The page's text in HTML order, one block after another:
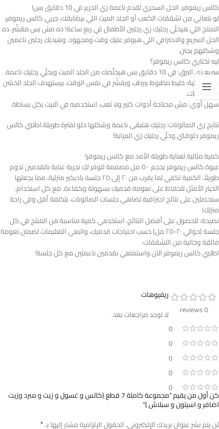
كالس ريموفر: الحل السحري لقدم ناعمة زي الحرير في 10 دقايق بس!
لو بتعاني من تشققات الكعب أو الجلد الميت اللي بيضايقك، جربي كالس ريموفر،
المنتج اللي هيخلّي رجليكِ زي رجلين الأطفال في ربع ساعة! ده مش بس مقشّر، ده
الحل السريع والاحترافي اللي هيوفر عليكِ وقت ومجهود، وهيديكِ رجلين ناعمين
وشكلهم يجنن.
ليه تختاري كالس ريموفر؟
سريع زي البرق: في 10 دقايق بس هيخلّصك من الجلد الميت ويخلّي رجليكِ ناعمة.
تركيبة ذكية: خليط مظبوط بيرطب ويقشّر في نفس الوقت، بيستهدف الجلد الخشن
والتشققات.
سهل أوي: مش محتاجة أدوات كتير ولا تعب، استخدميه في البيت بكل بساطة.
نتايج زي الصالونات: رجليكِ هتبقى ناعمة وشكلها حلو لفترة طويلة.اطلبي كالس
ريموفر دلوقتي وخلّي رجليكِ زي المراية!
كمية مثالية لعناية طويلة الأمد مع كالس ريموفر!
عبوة كالس ريموفر بحجم ٥٠٠ مل مصممة لتوفر لكِ تجربة عناية بالقدمين تدوم
طويلاً. الكمية تكفي لما يقرب من ٢٠ إلى ٢٥ جلسة باديكير منزلية، مما يجعلها
الخيار الأمثل للحفاظ على نعومة قدميكِ بسهولة وكفاءة. مع كل استخدام،
ستحصلين على نتائج احترافية تضاهي جلسات الصالونات، بتكلفة أقل وفي راحة
منزلكِ!
نصيحة: للحصول على أفضل النتائج، استخدمي كمية مناسبة من المنتج في كل
جلسة (حوالي ٢٠-٢٥ مل) حسب احتياجات قدميكِ، واتبعي التعليمات لضمان نعومة
فائقة وخالية من التشققات.
اطلبي كالس ريموفر الآن واستمتعي بقدمين ناعمتين مع كل جلسة!
0 reviews
0
0
0
0
0
ريفيوهات
لا توجد مراجعات بعد.
كن أول من يقيم “مجموعة كاملة 7 قطع (كالس و غسول و زيت و مبرد وزيت
اضافر و اسيتون و سبلاش )”
لن يتم نشر عنوان بريدك الإلكتروني.الحقول الإلزامية مشار إليها بـ*